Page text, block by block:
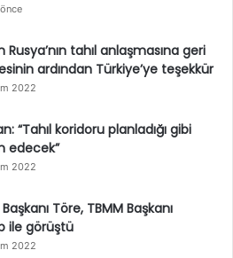
Rusya’nın tahıl anlaşmasına geri
ardından Türkiye’ye teşekkür
2022
“Tahıl koridoru planladığı gibi
edecek”
2022
Töre, TBMM Başkanı
ile görüştü
2022